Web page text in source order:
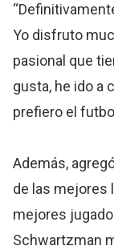
Yo disfruto
pasional que
gusta, he ido a
prefiero el
Además,
de las mejores
mejores
Schwartzman